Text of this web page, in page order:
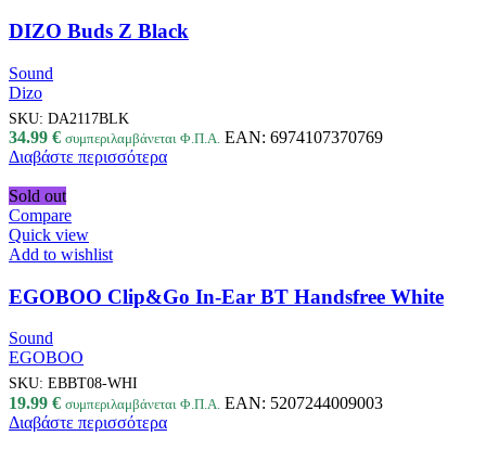
DIZO Buds Z Black
Sound
Dizo
SKU: DA2117BLK
34.99 € συμπεριλαμβάνεται Φ.Π.Α. EAN: 6974107370769
Διαβάστε περισσότερα
Sold out
Compare
Quick view
Add to wishlist
EGOBOO Clip&Go In-Ear BT Handsfree White
Sound
EGOBOO
SKU: EBBT08-WHI
19.99 € συμπεριλαμβάνεται Φ.Π.Α. EAN: 5207244009003
Διαβάστε περισσότερα